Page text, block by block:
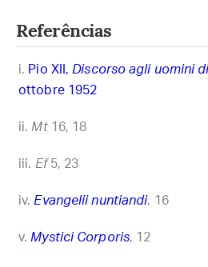
Referências
Pio XII, Discorso agli uomini
ottobre 1952
Mt16, 18
Ef5, 23
Evangelii nuntiandi, 16
Mystici Corporis, 12